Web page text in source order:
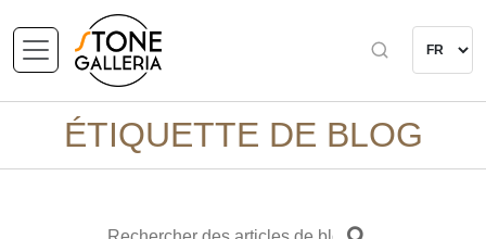
ÉTIQUETTE DE BLOG